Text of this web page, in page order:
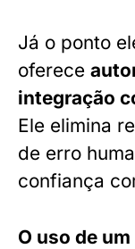
Já o ponto
oferece
integração
Ele elimina
de erro
confiança
O uso de